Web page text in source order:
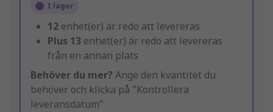
I lager
12 enhet(er) är redo att levereras
Plus 13 enhet(er) är redo att levereras
från en annan plats
Behöver du mer? Ange den kvantitet du
behöver och klicka på "Kontrollera
leveransdatum"